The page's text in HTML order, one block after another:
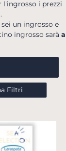
l'ingrosso i prezzi
sei un ingrosso e
ingrosso sarà a
Filtri